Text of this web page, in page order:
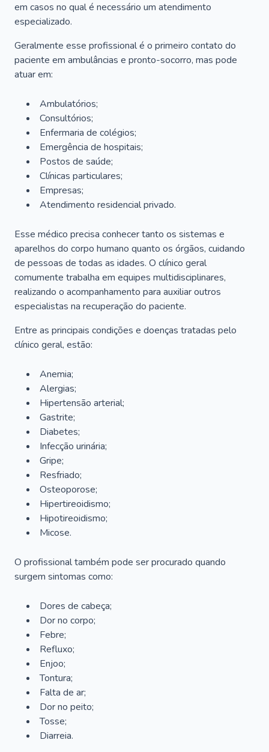
em casos no qual é necessário um atendimento
especializado.
Geralmente esse profissional é o primeiro contato do
paciente em ambulâncias e pronto-socorro, mas pode
atuar em:
Ambulatórios;
Consultórios;
Enfermaria de colégios;
Emergência de hospitais;
Postos de saúde;
Clínicas particulares;
Empresas;
Atendimento residencial privado.
Esse médico precisa conhecer tanto os sistemas e
aparelhos do corpo humano quanto os órgãos, cuidando
de pessoas de todas as idades. O clínico geral
comumente trabalha em equipes multidisciplinares,
realizando o acompanhamento para auxiliar outros
especialistas na recuperação do paciente.
Entre as principais condições e doenças tratadas pelo
clínico geral, estão:
Anemia;
Alergias;
Hipertensão arterial;
Gastrite;
Diabetes;
Infecção urinária;
Gripe;
Resfriado;
Osteoporose;
Hipertireoidismo;
Hipotireoidismo;
Micose.
O profissional também pode ser procurado quando
surgem sintomas como:
Dores de cabeça;
Dor no corpo;
Febre;
Refluxo;
Enjoo;
Tontura;
Falta de ar;
Dor no peito;
Tosse;
Diarreia.